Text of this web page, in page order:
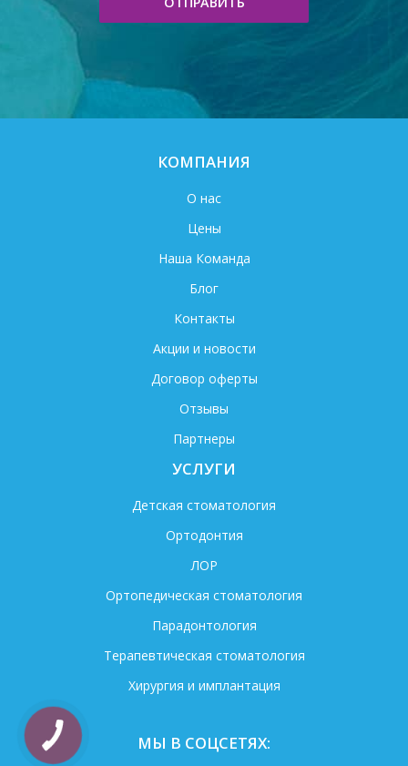
КОМПАНИЯ
О нас
Цены
Наша Команда
Блог
Контакты
Акции и новости
Договор оферты
Отзывы
Партнеры
УСЛУГИ
Детская стоматология
Ортодонтия
ЛОР
Ортопедическая стоматология
Парадонтология
Терапевтическая стоматология
Хирургия и имплантация
МЫ В СОЦСЕТЯХ: